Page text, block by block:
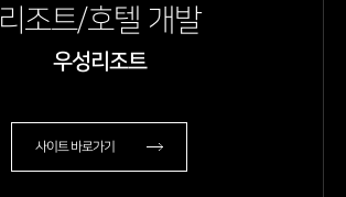
리조트/호텔 개발
우성리조트
사이트 바로가기